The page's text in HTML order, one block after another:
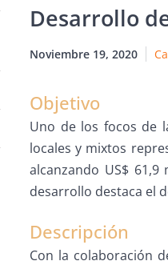
Desarrollo
Noviembre 19, 2020
Objetivo
Uno de los focos de
locales y mixtos
alcanzando US$
desarrollo destaca el
Descripción
Con la colaboración